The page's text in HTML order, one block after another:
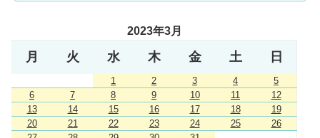
2023年3月
月 火 水 木 金 土 日
1 2 3 4
5
6
7 8 9 10 11
12
13
14 15 16 17 18
19
20
21 22 23 24 25
26